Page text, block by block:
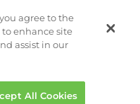
DRONES VALENCIA
agree to the
enhance site
assist in our
All Cookies